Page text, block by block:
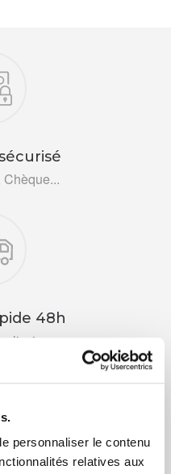
personnaliser le contenu
relatives aux
48h